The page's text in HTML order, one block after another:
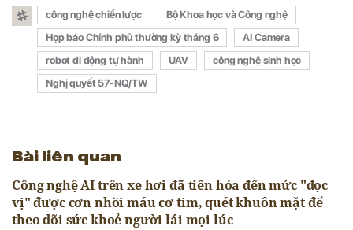
công nghệ chiến lược
Bộ Khoa học và Công nghệ
Họp báo Chính phủ thường kỳ tháng 6
AI Camera
robot di động tự hành
UAV
công nghệ sinh học
Nghị quyết 57-NQ/TW
Bài liên quan
Công nghệ AI trên xe hơi đã tiến hóa đến mức "đọc
vị" được cơn nhồi máu cơ tim, quét khuôn mặt để
theo dõi sức khoẻ người lái mọi lúc